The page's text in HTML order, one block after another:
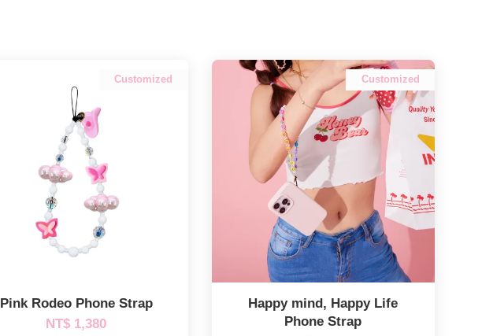
Customized
Pink Rodeo Phone Strap
NT$ 1,380
Customized
Happy mind, Happy Life
Phone Strap